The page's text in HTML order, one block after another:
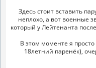
Здесь стоит вставить
неплохо, а вот военные
который у Лейтенанта
В этом моменте я
18летний паренёк),